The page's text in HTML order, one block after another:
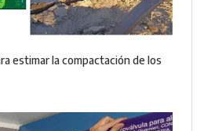
estimar la compactación de los